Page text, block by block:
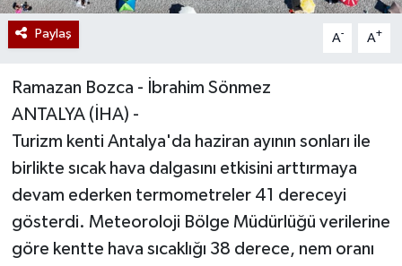
Paylaş A- A+
Ramazan Bozca - İbrahim Sönmez
ANTALYA (İHA) -
Turizm kenti Antalya'da haziran ayının sonları ile
birlikte sıcak hava dalgasını etkisini arttırmaya
devam ederken termometreler 41 dereceyi
gösterdi. Meteoroloji Bölge Müdürlüğü verilerine
göre kentte hava sıcaklığı 38 derece, nem oranı